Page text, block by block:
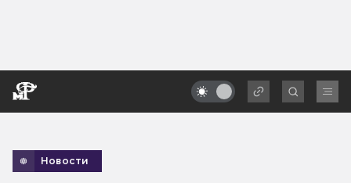
Новости